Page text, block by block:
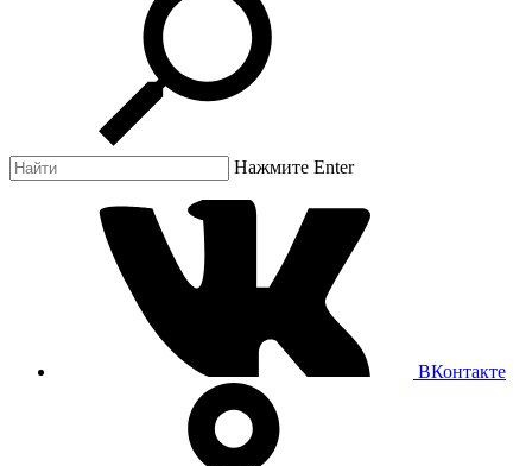
Нажмите Enter
ВКонтакте